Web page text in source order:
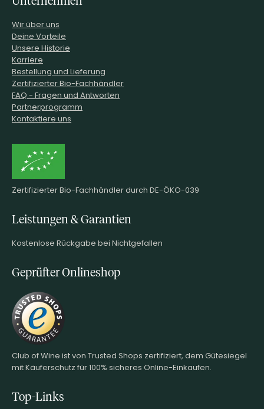
Wir über uns
Deine Vorteile
Unsere Historie
Karriere
Bestellung und Lieferung
Zertifizierter Bio-Fachhändler
FAQ - Fragen und Antworten
Partnerprogramm
Kontaktiere uns
Zertifizierter Bio-Fachhändler durch DE-ÖKO-039
Leistungen & Garantien
Kostenlose Rückgabe bei Nichtgefallen
Geprüfter Onlineshop
Club of Wine ist von Trusted Shops zertifiziert, dem Gütesiegel
mit Käuferschutz für 100% sicheres Online-Einkaufen.
Top-Links